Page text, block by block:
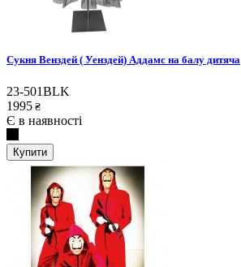
Сукня Венздей ( Уенздей) Аддамс на балу дитяча
23-501BLK
1995 ₴
Є в наявності
Купити